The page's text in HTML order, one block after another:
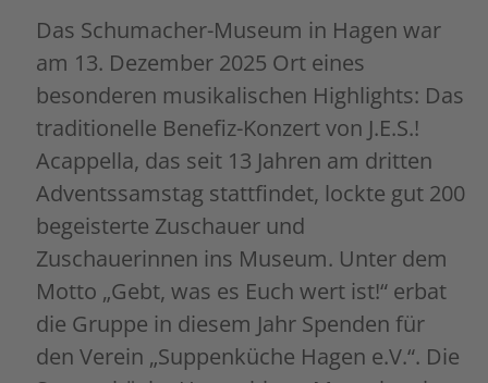
Das Schumacher-Museum in Hagen war
am 13. Dezember 2025 Ort eines
besonderen musikalischen Highlights: Das
traditionelle Benefiz-Konzert von J.E.S.!
Acappella, das seit 13 Jahren am dritten
Adventssamstag stattfindet, lockte gut 200
begeisterte Zuschauer und
Zuschauerinnen ins Museum. Unter dem
Motto „Gebt, was es Euch wert ist!“ erbat
die Gruppe in diesem Jahr Spenden für
den Verein „Suppenküche Hagen e.V.“. Die